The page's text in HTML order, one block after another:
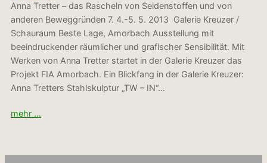
Anna Tretter – das Rascheln von Seidenstoffen und von
anderen Beweggründen 7. 4.-5. 5. 2013 Galerie Kreuzer /
Schauraum Beste Lage, Amorbach Ausstellung mit
beeindruckender räumlicher und grafischer Sensibilität. Mit
Werken von Anna Tretter startet in der Galerie Kreuzer das
Projekt FIA Amorbach. Ein Blickfang in der Galerie Kreuzer:
Anna Tretters Stahlskulptur „TW – IN“…
mehr …